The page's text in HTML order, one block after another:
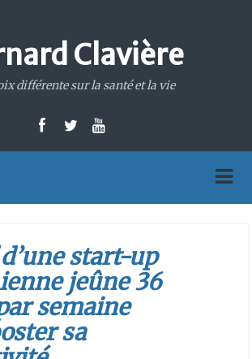
Clavière
différente sur la santé et la vie
start-up
jeûne 36
semaine
sa